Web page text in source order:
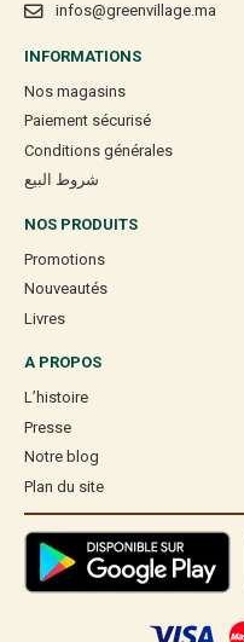
infos@greenvillage.ma
INFORMATIONS
Nos magasins
Paiement sécurisé
Conditions générales
شروط البيع
NOS PRODUITS
Promotions
Nouveautés
Livres
A PROPOS
L’histoire
Presse
Notre blog
Plan du site